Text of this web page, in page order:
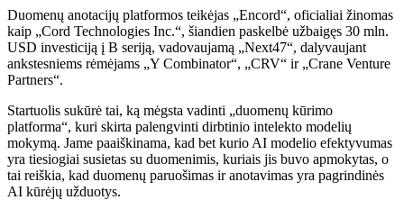
Duomenų anotacijų platformos teikėjas „Encord“, oficialiai žinomas
kaip „Cord Technologies Inc.“, šiandien paskelbė užbaigęs 30 mln.
USD investiciją į B seriją, vadovaujamą „Next47“, dalyvaujant
ankstesniems rėmėjams „Y Combinator“, „CRV“ ir „Crane Venture
Partners“.
Startuolis sukūrė tai, ką mėgsta vadinti „duomenų kūrimo
platforma“, kuri skirta palengvinti dirbtinio intelekto modelių
mokymą. Jame paaiškinama, kad bet kurio AI modelio efektyvumas
yra tiesiogiai susietas su duomenimis, kuriais jis buvo apmokytas, o
tai reiškia, kad duomenų paruošimas ir anotavimas yra pagrindinės
AI kūrėjų užduotys.